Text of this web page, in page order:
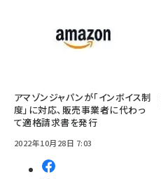
アマゾンジャパンが「インボイス制
度」に対応、販売事業者に代わっ
て適格請求書を発行
2022年10月28日 7:03